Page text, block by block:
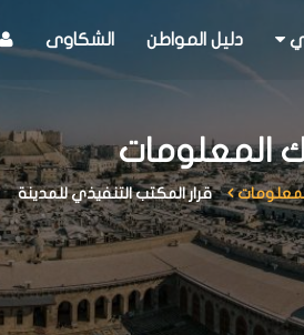
دليل المواطن الشكاوى
المعلومات
قرار المكتب التنفيذي للمدينة